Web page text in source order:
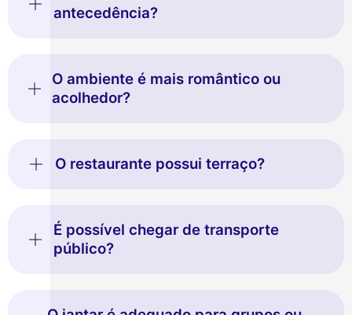
antecedência?
O ambiente é mais romântico ou
acolhedor?
O restaurante possui terraço?
É possível chegar de transporte
público?